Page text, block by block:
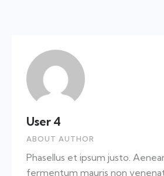
User 4
ABOUT AUTHOR
Phasellus et ipsum justo.
fermentum mauris non